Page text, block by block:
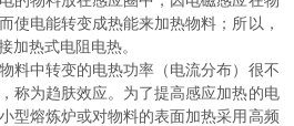
使电能转变成热能来加热物料；所以，
加热式电阻电热。
料中转变的电热功率（电流分布）很不
称为趋肤效应。为了提高感应加热的电
型熔炼炉或对物料的表面加热采用高频